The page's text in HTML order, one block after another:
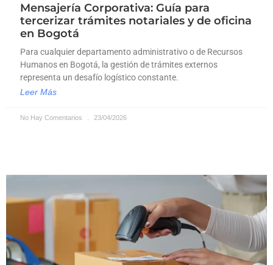
Mensajería Corporativa: Guía para
tercerizar trámites notariales y de oficina
en Bogotá
Para cualquier departamento administrativo o de Recursos
Humanos en Bogotá, la gestión de trámites externos
representa un desafío logístico constante.
Leer Más
No Hay Comentarios 23/04/2026